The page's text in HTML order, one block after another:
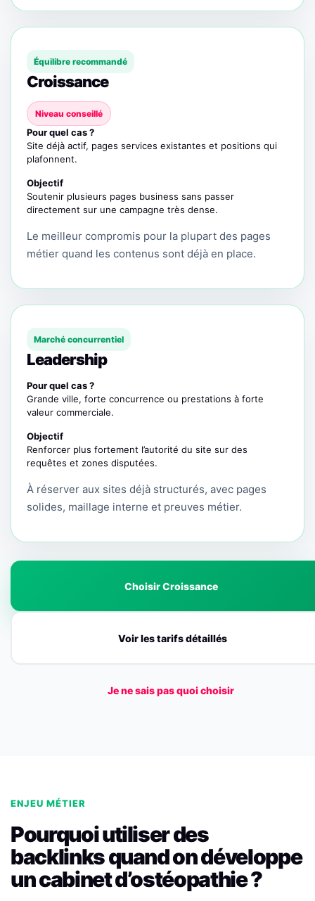
Équilibre recommandé
Croissance
Niveau conseillé
Pour quel cas ?
Site déjà actif, pages services existantes et positions qui
plafonnent.
Objectif
Soutenir plusieurs pages business sans passer
directement sur une campagne très dense.
Le meilleur compromis pour la plupart des pages
métier quand les contenus sont déjà en place.
Marché concurrentiel
Leadership
Pour quel cas ?
Grande ville, forte concurrence ou prestations à forte
valeur commerciale.
Objectif
Renforcer plus fortement l’autorité du site sur des
requêtes et zones disputées.
À réserver aux sites déjà structurés, avec pages
solides, maillage interne et preuves métier.
Choisir Croissance
Voir les tarifs détaillés
Je ne sais pas quoi choisir
ENJEU MÉTIER
Pourquoi utiliser des
backlinks quand on développe
un cabinet d’ostéopathie ?